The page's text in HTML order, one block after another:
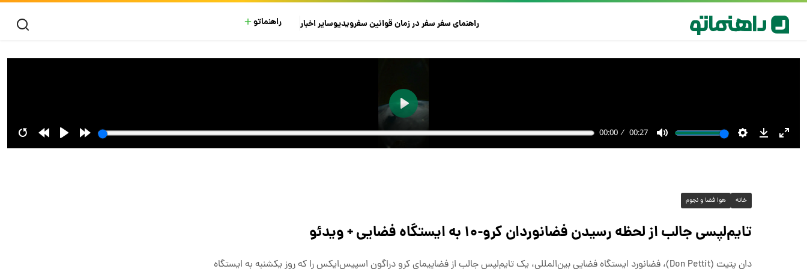
راهنمای سفرسفر در زمانقوانین سفرویدیوسایراخبار راهنماتو
خانه هوا فضا و نجوم
تایم‌لپسی جالب از لحظه رسیدن فضانوردان کرو-۱۰ به ایستگاه فضایی + ویدئو
دان پتیت (Don Pettit)، فضانورد ایستگاه فضایی بین‌المللی، یک تایم‌لپس جالب از فضاپیمای کرو دراگون اسپیس‌ایکس را که روز یکشنبه به ایستگاه